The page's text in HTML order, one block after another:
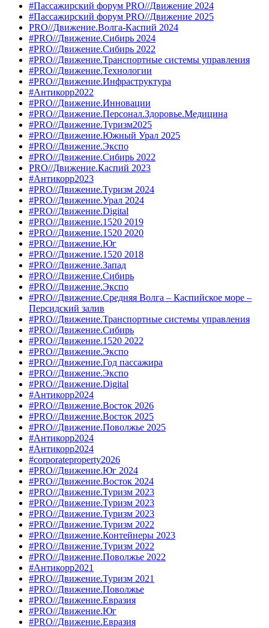
#Пассажирский форум PRO//Движение 2024
#Пассажирский форум PRO//Движение 2025
PRO//Движение.Волга-Каспий 2024
#PRO//Движение.Сибирь 2024
#PRO//Движение.Сибирь 2022
#PRO//Движение.Транспортные системы управления
#PRO//Движение.Технологии
#PRO//Движение.Инфраструктура
#Антикорр2022
#PRO//Движение.Инновации
#PRO//Движение.Персонал.Здоровье.Медицина
#PRO//Движение.Туризм2025
#PRO//Движение.Южный Урал 2025
#PRO//Движение.Экспо
#PRO//Движение.Сибирь 2022
PRO//Движение.Каспий 2023
#Антикорр2023
#PRO//Движение.Туризм 2024
#PRO//Движение.Урал 2024
#PRO//Движение.Digital
#PRO//Движение.1520 2019
#PRO//Движение.1520 2020
#PRO//Движение.Юг
#PRO//Движение.1520 2018
#PRO//Движение.Запад
#PRO//Движение.Сибирь
#PRO//Движение.Экспо
#PRO//Движение.Средняя Волга – Каспийское море –
Персидский залив
#PRO//Движение.Транспортные системы управления
#PRO//Движение.Сибирь
#PRO//Движение.1520 2022
#PRO//Движение.Экспо
#PRO//Движение.Год пассажира
#PRO//Движение.Экспо
#PRO//Движение.Digital
#Антикорр2024
#PRO//Движение.Восток 2026
#PRO//Движение.Восток 2025
#PRO//Движение.Поволжье 2025
#Антикорр2024
#Антикорр2024
#corporateproperty2026
#PRO//Движение.Юг 2024
#PRO//Движение.Восток 2024
#PRO//Движение.Туризм 2023
#PRO//Движение.Туризм 2023
#PRO//Движение.Туризм 2023
#PRO//Движение.Туризм 2022
#PRO//Движение.Контейнеры 2023
#PRO//Движение.Туризм 2022
#PRO//Движение.Поволжье 2022
#Антикорр2021
#PRO//Движение.Туризм 2021
#PRO//Движение.Поволжье
#PRO//Движение.Евразия
#PRO//Движение.Юг
#PRO//Движение.Евразия